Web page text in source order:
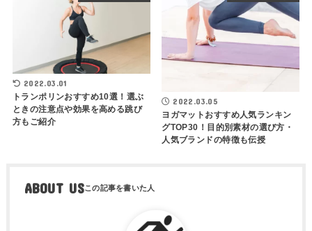
2022.03.01
トランポリンおすすめ10選！選ぶ
ときの注意点や効果を高める跳び
方もご紹介
2022.03.05
ヨガマットおすすめ人気ランキン
グTOP30！目的別素材の選び方・
人気ブランドの特徴も伝授
ABOUT US